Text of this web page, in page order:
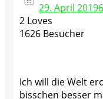
29. April 2019
2 Loves
1626 Besucher
Ich will die Welt
bisschen besser